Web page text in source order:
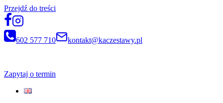
Przejdź do treści
602 577 710
kontakt@kaczestawy.pl
Zapytaj o termin